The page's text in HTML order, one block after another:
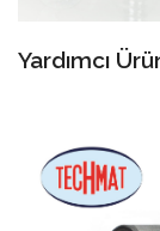
Yardımcı